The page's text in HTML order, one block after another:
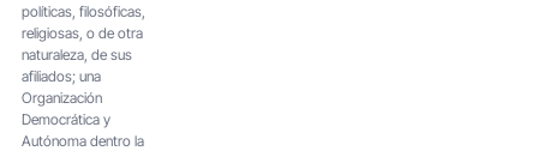
políticas, filosóficas,
religiosas, o de otra
naturaleza, de sus
afiliados; una
Organización
Democrática y
Autónoma dentro la